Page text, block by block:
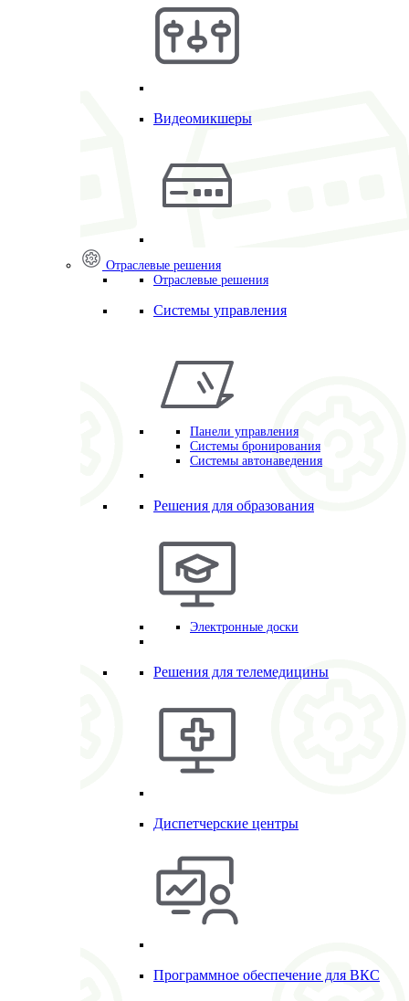
Видеомикшеры
Отраслевые решения
Отраслевые решения
Системы управления
Панели управления
Системы бронирования
Системы автонаведения
Решения для образования
Электронные доски
Решения для телемедицины
Диспетчерские центры
Программное обеспечение для ВКС